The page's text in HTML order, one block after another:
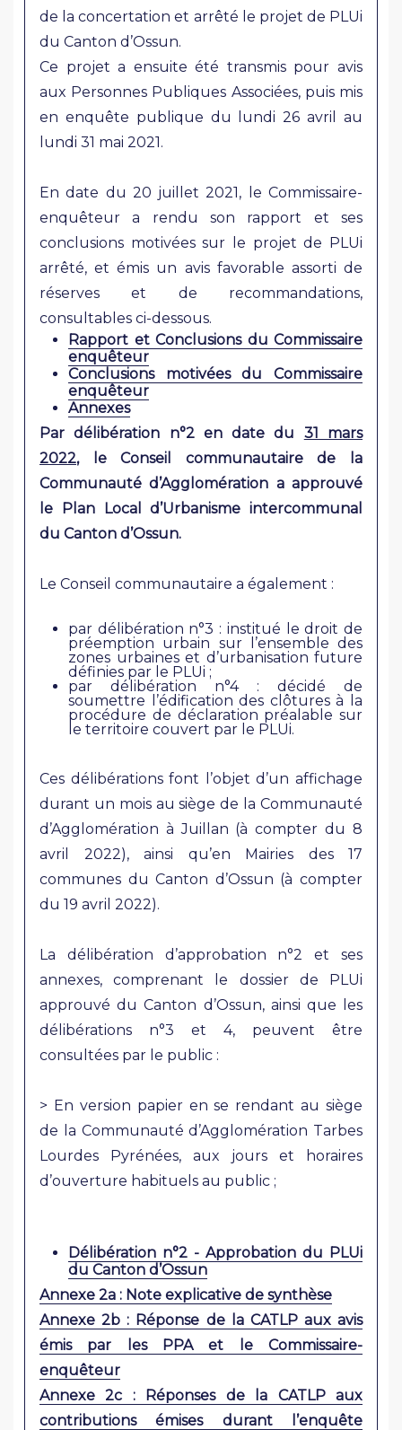
de la concertation et arrêté le projet de PLUi
du Canton d’Ossun.
Ce projet a ensuite été transmis pour avis
aux Personnes Publiques Associées, puis mis
en enquête publique du lundi 26 avril au
lundi 31 mai 2021.
En date du 20 juillet 2021, le Commissaire-
enquêteur a rendu son rapport et ses
conclusions motivées sur le projet de PLUi
arrêté, et émis un avis favorable assorti de
réserves et de recommandations,
consultables ci-dessous.
Rapport et Conclusions du Commissaire
enquêteur
Conclusions motivées du Commissaire
enquêteur
Annexes
Par délibération n°2 en date du 31 mars
2022, le Conseil communautaire de la
Communauté d’Agglomération a approuvé
le Plan Local d’Urbanisme intercommunal
du Canton d’Ossun.
Le Conseil communautaire a également :
par délibération n°3 : institué le droit de
préemption urbain sur l’ensemble des
zones urbaines et d’urbanisation future
définies par le PLUi ;
par délibération n°4 : décidé de
soumettre l’édification des clôtures à la
procédure de déclaration préalable sur
le territoire couvert par le PLUi.
Ces délibérations font l’objet d’un affichage
durant un mois au siège de la Communauté
d’Agglomération à Juillan (à compter du 8
avril 2022), ainsi qu’en Mairies des 17
communes du Canton d’Ossun (à compter
du 19 avril 2022).
La délibération d’approbation n°2 et ses
annexes, comprenant le dossier de PLUi
approuvé du Canton d’Ossun, ainsi que les
délibérations n°3 et 4, peuvent être
consultées par le public :
> En version papier en se rendant au siège
de la Communauté d’Agglomération Tarbes
Lourdes Pyrénées, aux jours et horaires
d’ouverture habituels au public ;
Délibération n°2 - Approbation du PLUi
du Canton d’Ossun
Annexe 2a : Note explicative de synthèse
Annexe 2b : Réponse de la CATLP aux avis
émis par les PPA et le Commissaire-
enquêteur
Annexe 2c : Réponses de la CATLP aux
contributions émises durant l’enquête